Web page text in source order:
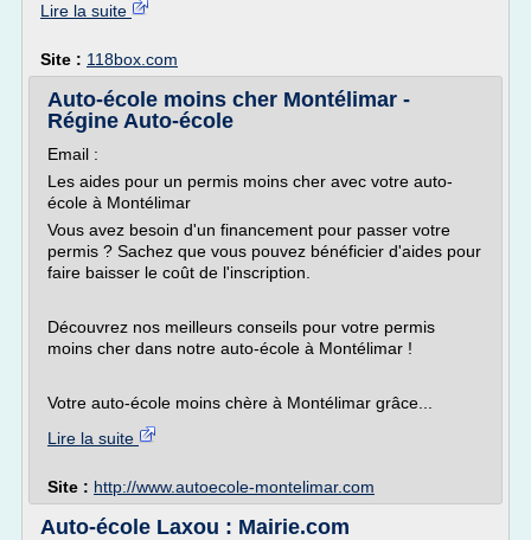
Lire la suite
Site : 118box.com
Auto-école moins cher Montélimar -
Régine Auto-école
Email :
Les aides pour un permis moins cher avec votre auto-
école à Montélimar
Vous avez besoin d'un financement pour passer votre
permis ? Sachez que vous pouvez bénéficier d'aides pour
faire baisser le coût de l'inscription.
Découvrez nos meilleurs conseils pour votre permis
moins cher dans notre auto-école à Montélimar !
Votre auto-école moins chère à Montélimar grâce...
Lire la suite
Site : http://www.autoecole-montelimar.com
Auto-école Laxou : Mairie.com